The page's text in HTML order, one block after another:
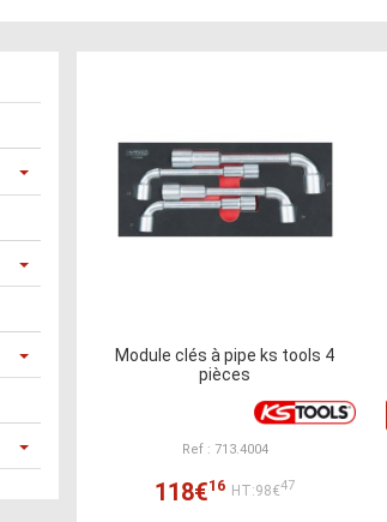
Module clés à pipe ks tools 4
pièces
Ref : 713.4004
118€16 HT:98€47